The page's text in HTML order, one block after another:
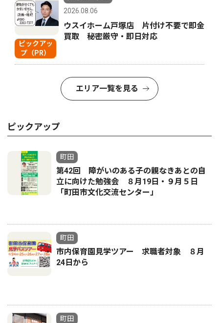
ピックアッ
プ（PR）
2026.08.06
ウスイホーム戸塚店 片付け不要で即金
買取 秘密厳守・即日対応
エリア一覧を見る
ピックアップ
町田
第42回 障がいのある子の親なきあとの自
立に向けた勉強会 ８月19日・９月５日
「町田市文化交流センター」
町田
市内保育園見学ツアー 求職者対象 ８月
24日から
町田